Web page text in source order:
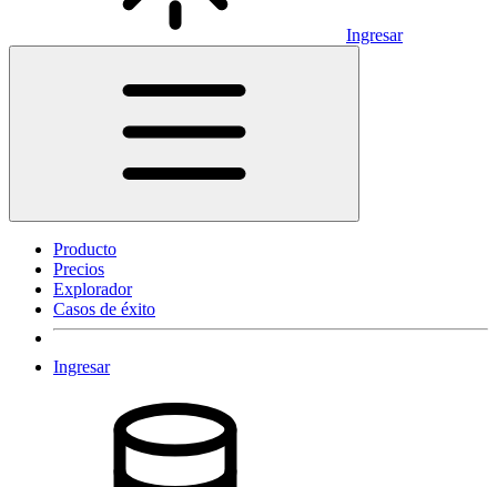
Ingresar
Producto
Precios
Explorador
Casos de éxito
Ingresar